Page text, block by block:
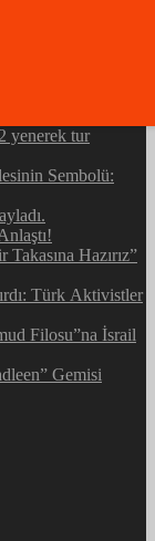
‘Birlikte
yenerek tur
Sembolü:
Takasına Hazırız”
Türk Aktivistler
Filosu”na İsrail
Gemisi